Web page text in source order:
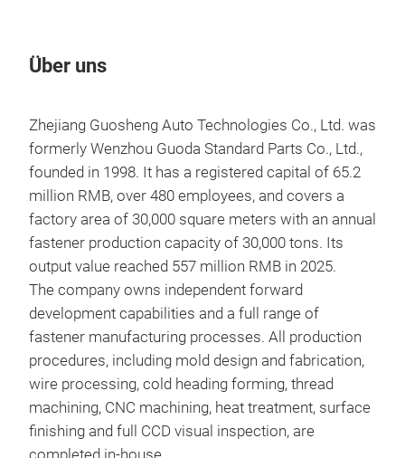
Über uns
Zhejiang Guosheng Auto Technologies Co., Ltd. was
formerly Wenzhou Guoda Standard Parts Co., Ltd.,
founded in 1998. It has a registered capital of 65.2
million RMB, over 480 employees, and covers a
factory area of 30,000 square meters with an annual
fastener production capacity of 30,000 tons. Its
output value reached 557 million RMB in 2025.
The company owns independent forward
development capabilities and a full range of
fastener manufacturing processes. All production
procedures, including mold design and fabrication,
wire processing, cold heading forming, thread
machining, CNC machining, heat treatment, surface
finishing and full CCD visual inspection, are